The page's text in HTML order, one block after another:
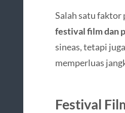
Salah satu faktor
festival film dan
sineas, tetapi
memperluas
Festival